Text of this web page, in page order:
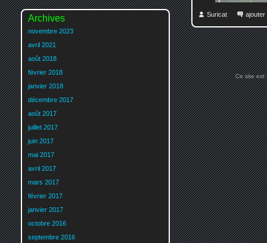
Suricat ajouter
Archives
novembre 2023
avril 2021
août 2018
février 2018
janvier 2018
décembre 2017
août 2017
juillet 2017
juin 2017
mai 2017
avril 2017
mars 2017
février 2017
janvier 2017
octobre 2016
septembre 2016
Ce site est